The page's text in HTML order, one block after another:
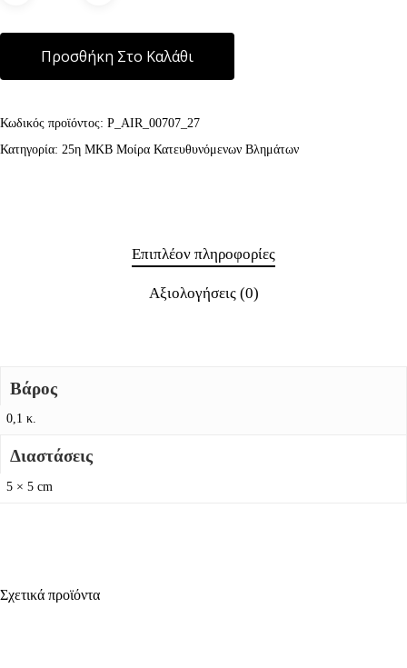
Προσθήκη Στο Καλάθι
Κωδικός προϊόντος: P_AIR_00707_27
Κατηγορία: 25η ΜΚΒ Μοίρα Κατευθυνόμενων Βλημάτων
Επιπλέον πληροφορίες
Αξιολογήσεις (0)
Βάρος
0,1 κ.
Διαστάσεις
5 × 5 cm
Σχετικά προϊόντα